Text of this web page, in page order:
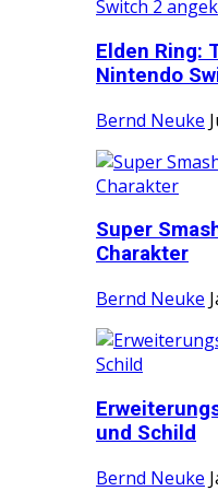
Elden Ring:
Nintendo
Bernd Neuke
Super
Charakter
Bernd Neuke
und Schild
Bernd Neuke